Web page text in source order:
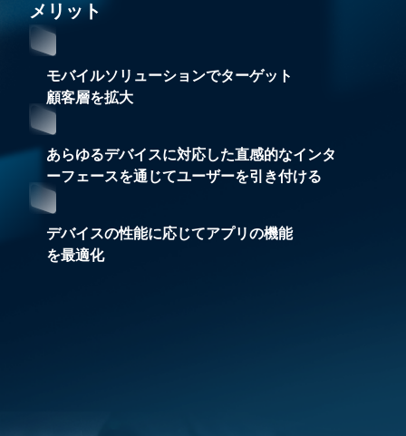
メリット
モバイルソリューションでターゲット
顧客層を拡大
あらゆるデバイスに対応した直感的なインタ
ーフェースを通じてユーザーを引き付ける
デバイスの性能に応じてアプリの機能
を最適化